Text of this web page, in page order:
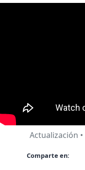
Actualización •
Comparte en: